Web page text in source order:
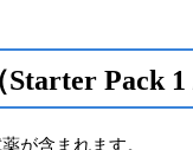
Pack 1
が含まれます。